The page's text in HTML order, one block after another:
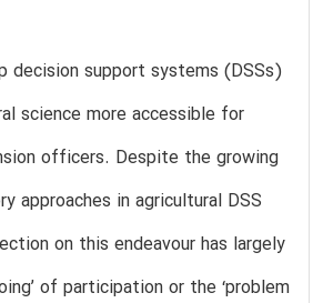
decision support systems (DSSs)
science more accessible for
officers. Despite the growing
approaches in agricultural DSS
on this endeavour has largely
of participation or the ‘problem